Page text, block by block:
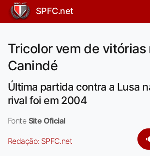
SPFC.net
Tricolor vem de vitórias
Canindé
Última partida contra a Lusa
rival foi em 2004
Fonte Site Oficial
Redação: SPFC.net